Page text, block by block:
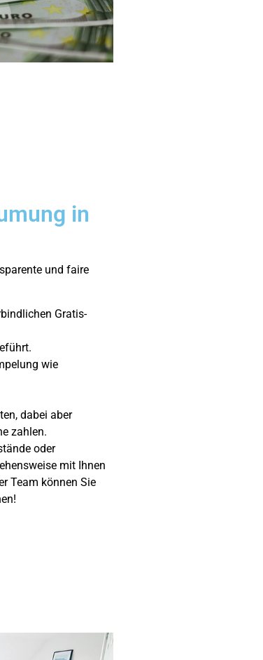
in
und faire
Gratis-
wie
dabei aber
zahlen.
oder
mit Ihnen
Team können Sie